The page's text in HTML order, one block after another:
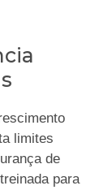
limites
de
para